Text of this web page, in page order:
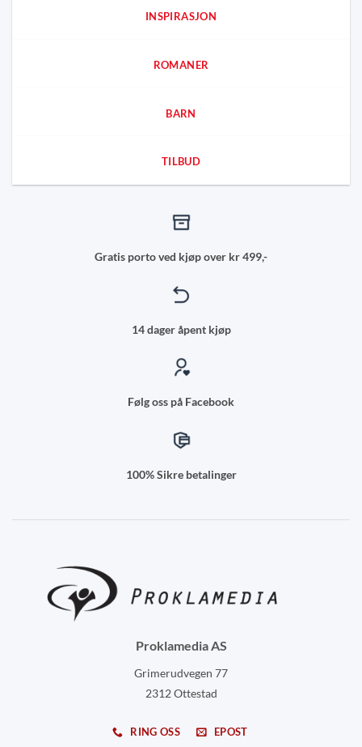
INSPIRASJON
ROMANER
BARN
TILBUD
Gratis porto ved kjøp over kr 499,-
14 dager åpent kjøp
Følg oss på Facebook
100% Sikre betalinger
Proklamedia AS
Grimerudvegen 77
2312 Ottestad
RING OSS EPOST